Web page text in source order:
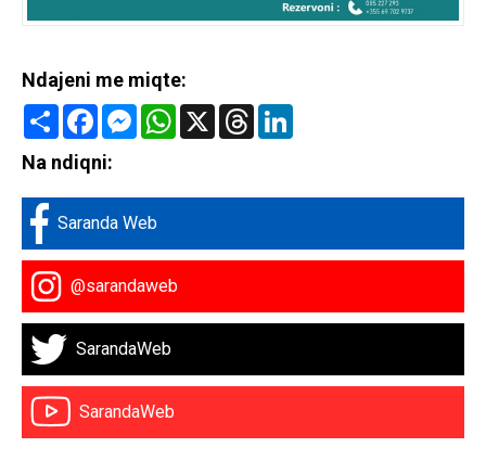
Ndajeni me miqte:
Share FacebookMessenger
WhatsApp
X Threads
Na ndiqni:
Saranda Web
@sarandaweb
SarandaWeb
SarandaWeb